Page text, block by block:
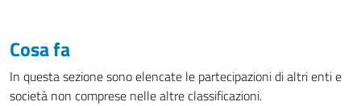
Cosa fa
In questa sezione sono elencate le partecipazioni di altri enti e
società non comprese nelle altre classificazioni.